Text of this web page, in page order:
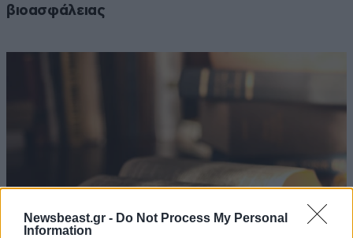
Newsbeast.gr - Do Not Process My Personal
Information
βιοασφάλειας